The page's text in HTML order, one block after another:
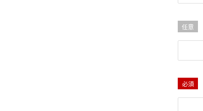
任意
必須